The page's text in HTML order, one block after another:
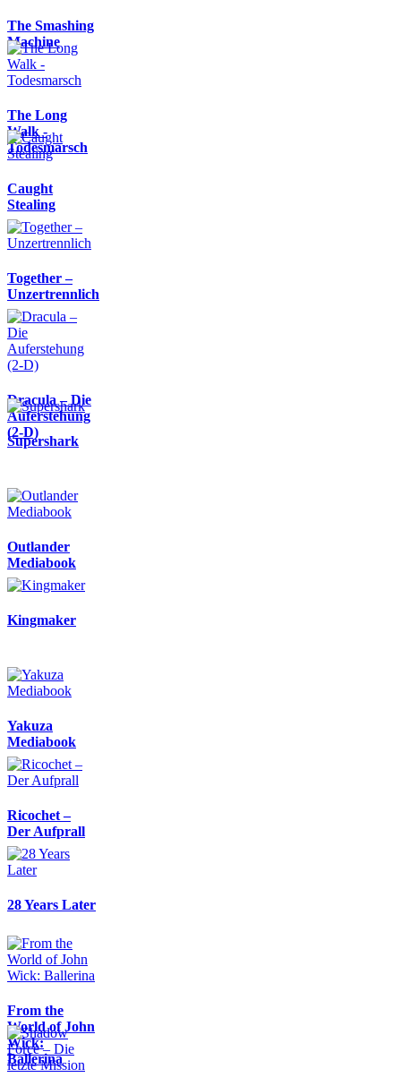
The Smashing
Machine
The Long
Walk -
Todesmarsch
Caught
Stealing
Together –
Unzertrennlich
Dracula – Die
Auferstehung
(2-D)
Supershark
Outlander
Mediabook
Kingmaker
Yakuza
Mediabook
Ricochet –
Der Aufprall
28 Years Later
From the
World of John
Wick:
Ballerina